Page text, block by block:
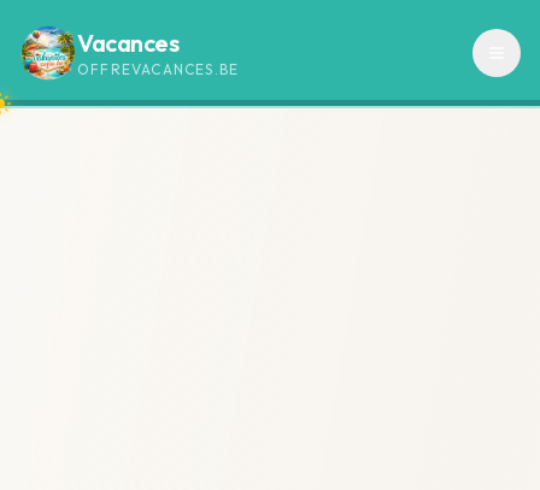
Vacances
OFFREVACANCES.BE